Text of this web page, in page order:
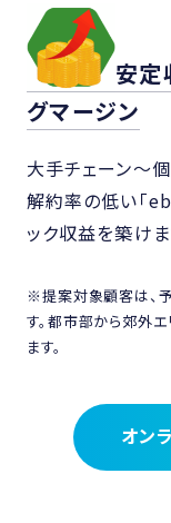
安定
グマージン
大手チェーン〜
解約率の低い「
ック収益を築けま
※提案対象顧客は、
す。都市部から郊外
ます。
オン